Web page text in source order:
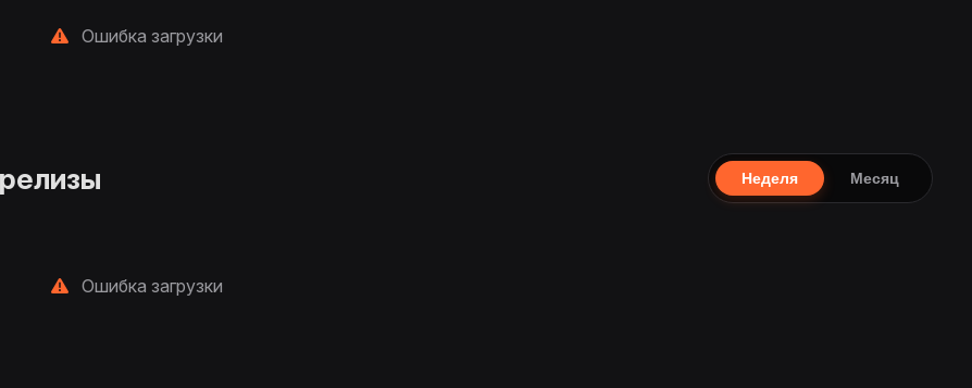
Ошибка загрузки
Неделя Месяц
Ошибка загрузки